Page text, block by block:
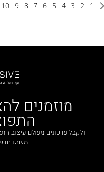
1
2
3
4
5
6
7
8
9
10
מוזמנים
ולקבל עדכונים מעולם עיצוב
משהו חדש